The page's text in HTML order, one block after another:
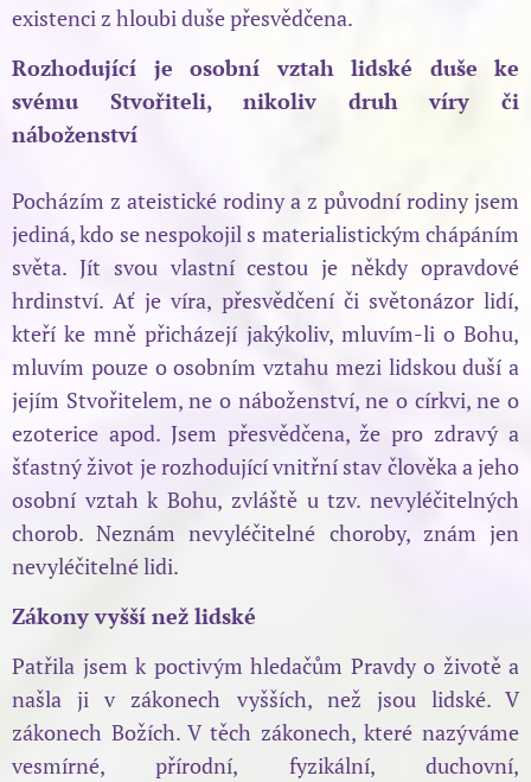
existenci z hloubi duše přesvědčena.
Rozhodující je osobní vztah lidské duše ke
svému Stvořiteli, nikoliv druh víry či
náboženství
Pocházím z ateistické rodiny a z původní rodiny jsem
jediná, kdo se nespokojil s materialistickým chápáním
světa. Jít svou vlastní cestou je někdy opravdové
hrdinství. Ať je víra, přesvědčení či světonázor lidí,
kteří ke mně přicházejí jakýkoliv, mluvím-li o Bohu,
mluvím pouze o osobním vztahu mezi lidskou duší a
jejím Stvořitelem, ne o náboženství, ne o církvi, ne o
ezoterice apod. Jsem přesvědčena, že pro zdravý a
šťastný život je rozhodující vnitřní stav člověka a jeho
osobní vztah k Bohu, zvláště u tzv. nevyléčitelných
chorob. Neznám nevyléčitelné choroby, znám jen
nevyléčitelné lidi.
Zákony vyšší než lidské
Patřila jsem k poctivým hledačům Pravdy o životě a
našla ji v zákonech vyšších, než jsou lidské. V
zákonech Božích. V těch zákonech, které nazýváme
vesmírné, přírodní, fyzikální, duchovní,